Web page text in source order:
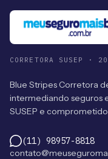
CORRETORA SUSEP ·
Blue Stripes Corretora
intermediando seguros
SUSEP e
(11) 98957-8818